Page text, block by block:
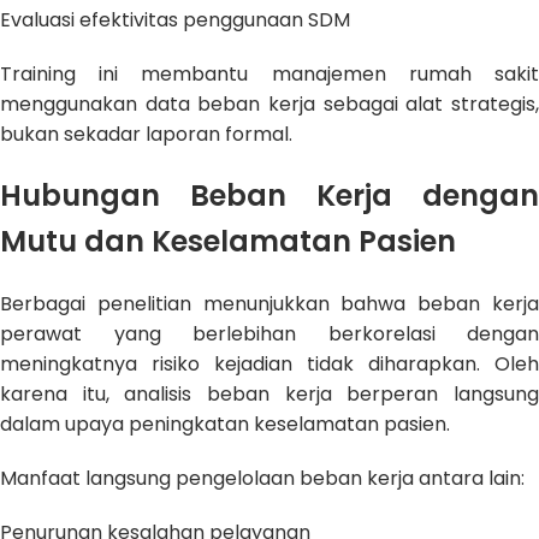
Evaluasi efektivitas penggunaan SDM
Training ini membantu manajemen rumah sakit
menggunakan data beban kerja sebagai alat strategis,
bukan sekadar laporan formal.
Hubungan Beban Kerja dengan
Mutu dan Keselamatan Pasien
Berbagai penelitian menunjukkan bahwa beban kerja
perawat yang berlebihan berkorelasi dengan
meningkatnya risiko kejadian tidak diharapkan. Oleh
karena itu, analisis beban kerja berperan langsung
dalam upaya peningkatan keselamatan pasien.
Manfaat langsung pengelolaan beban kerja antara lain:
Penurunan kesalahan pelayanan